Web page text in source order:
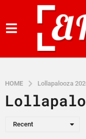
HOME Lollapalooza
Recent